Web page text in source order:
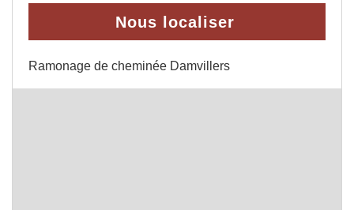
Nous localiser
Ramonage de cheminée Damvillers